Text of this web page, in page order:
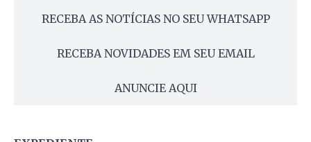
RECEBA AS NOTÍCIAS NO SEU WHATSAPP
RECEBA NOVIDADES EM SEU EMAIL
ANUNCIE AQUI